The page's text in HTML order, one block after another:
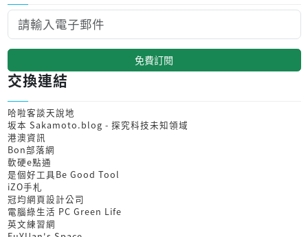
免費訂閱
交換連結
哈啦客談天說地
坂本 Sakamoto.blog - 探究科技未知領域
港澳資訊
Bon部落網
軟硬e點通
是個好工具Be Good Tool
iZO手札
冠均網頁設計公司
電腦綠生活 PC Green Life
英文練習網